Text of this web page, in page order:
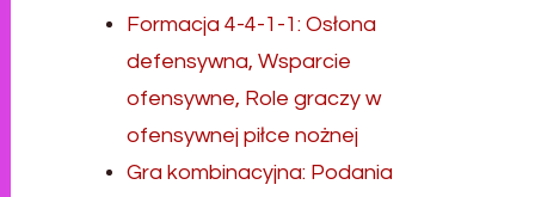
Formacja 4-4-1-1: Osłona
defensywna, Wsparcie
ofensywne, Role graczy w
ofensywnej piłce nożnej
Gra kombinacyjna: Podania